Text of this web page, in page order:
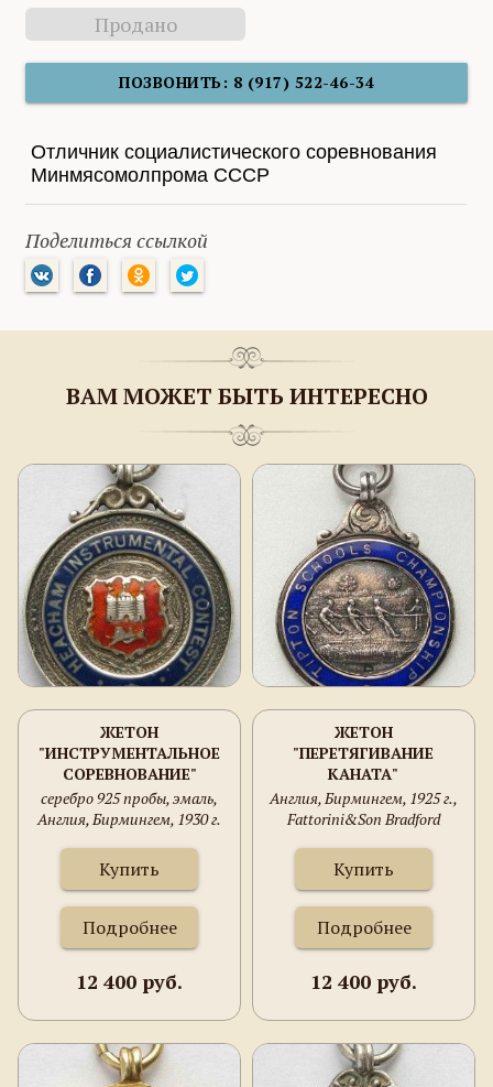
Продано
ПОЗВОНИТЬ: 8 (917) 522-46-34
Отличник социалистического соревнования
Минмясомолпрома СССР
Поделиться ссылкой
ВАМ МОЖЕТ БЫТЬ ИНТЕРЕСНО
ЖЕТОН
"ИНСТРУМЕНТАЛЬНОЕ
СОРЕВНОВАНИЕ"
серебро 925 пробы, эмаль,
Англия, Бирмингем, 1930 г.
Купить
Подробнее
12 400 руб.
ЖЕТОН
"ПЕРЕТЯГИВАНИЕ
КАНАТА"
Англия, Бирмингем, 1925 г.,
Fattorini&Son Bradford
Купить
Подробнее
12 400 руб.